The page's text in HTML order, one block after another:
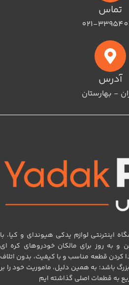
تماس
021-
آدرس
- بهارستان
اینترنتی لوازم یدکی هیوندای و کیا، با
و به‌ روز برای مالکان خودروهای کره‌ ای
قطعه مناسب و با کیفیت، بدون اتلاف
باشد؛ به همین دلیل، ماموریت خود را بر
به قطعات اصلی گذاشته‌ ایم